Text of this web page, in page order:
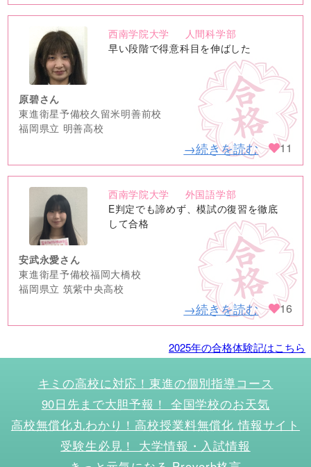
no
image
西南学院大学
人間科学部
早い段階で得意科目を伸ばした
原碧さん
東進衛星予備校久留米明善前校
福岡県立 明善高校
→続きを読む 11
no
image
西南学院大学
外国語学部
E判定でも諦めず、模試の復習を徹底
して合格
安武永愛さん
東進衛星予備校福岡大橋校
福岡県立 筑紫中央高校
→続きを読む 16
2025年の合格体験記はこちら
キミの高校に対応！東進の個別指導コース
90日先まで大胆予報！ 全国学校のお天気
高校無償化丸わかり！高校授業料無償化 情報サイト
受験生必見！ 大学情報・入試情報